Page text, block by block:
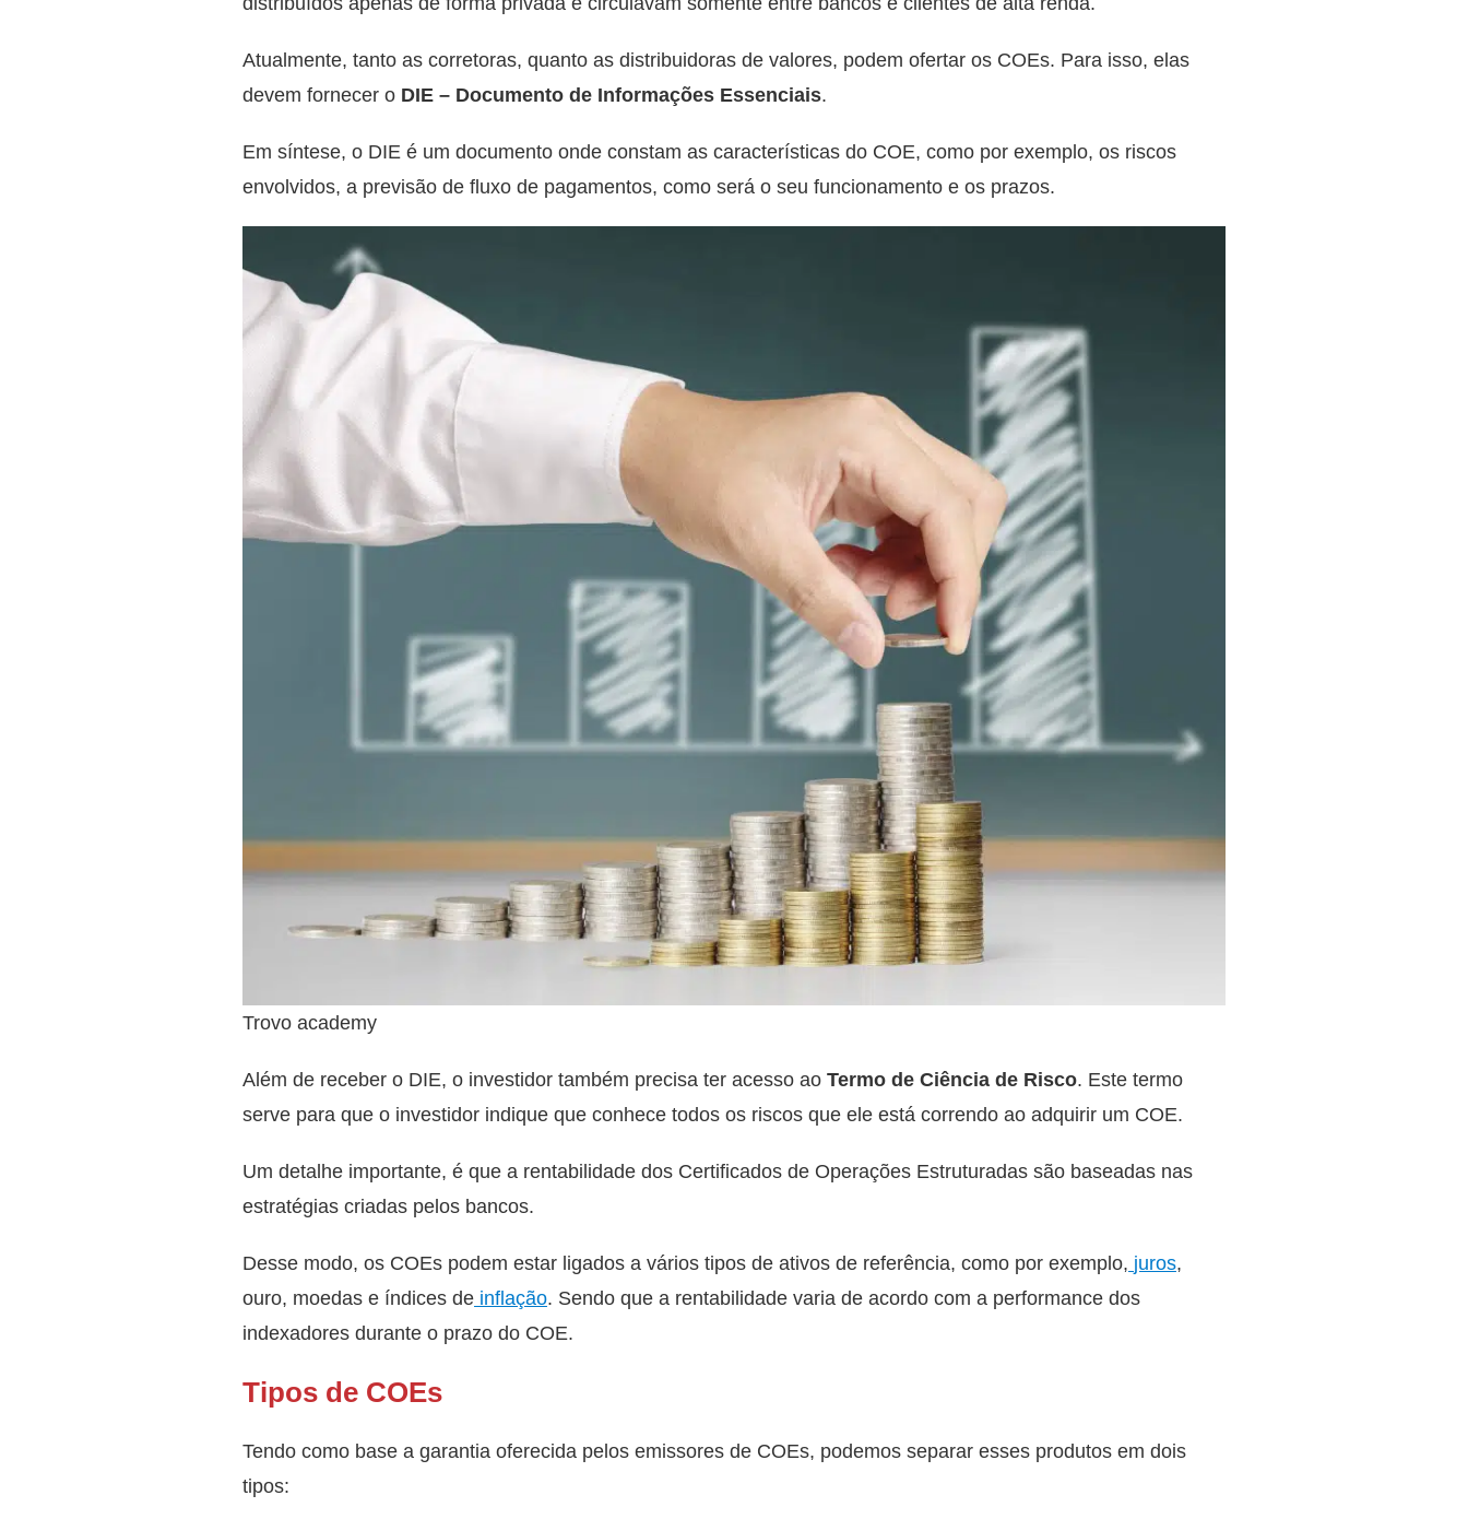
Atualmente, tanto as corretoras, quanto as distribuidoras de valores, podem ofertar os COEs. Para isso, elas
devem fornecer o DIE – Documento de Informações Essenciais.
Em síntese, o DIE é um documento onde constam as características do COE, como por exemplo, os riscos
envolvidos, a previsão de fluxo de pagamentos, como será o seu funcionamento e os prazos.
Trovo academy
Além de receber o DIE, o investidor também precisa ter acesso ao Termo de Ciência de Risco. Este termo
serve para que o investidor indique que conhece todos os riscos que ele está correndo ao adquirir um COE.
Um detalhe importante, é que a rentabilidade dos Certificados de Operações Estruturadas são baseadas nas
estratégias criadas pelos bancos.
Desse modo, os COEs podem estar ligados a vários tipos de ativos de referência, como por exemplo, juros,
ouro, moedas e índices de inflação. Sendo que a rentabilidade varia de acordo com a performance dos
indexadores durante o prazo do COE.
Tipos de COEs
Tendo como base a garantia oferecida pelos emissores de COEs, podemos separar esses produtos em dois
tipos: